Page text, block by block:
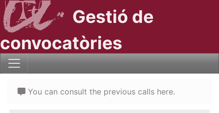
Gestió de
convocatòries
You can consult the previous calls here.